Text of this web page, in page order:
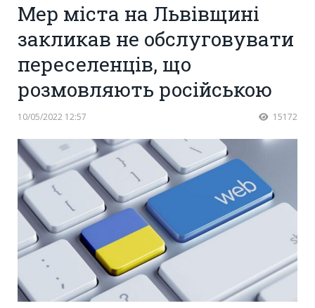
Мер міста на Львівщині
закликав не обслуговувати
переселенців, що
розмовляють російською
10/05/2022 12:57 15172